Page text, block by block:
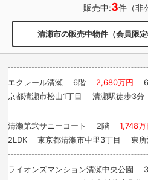
販売中:3件（非
清瀬市の販売中物件（会員限
エクレール清瀬 6階 2,680万円
京都清瀬市松山1丁目 清瀬駅徒歩3分
清瀬第弐サニーコート 2階1,748万
2LDK 東京
ライオンズマンション清瀬中央公園